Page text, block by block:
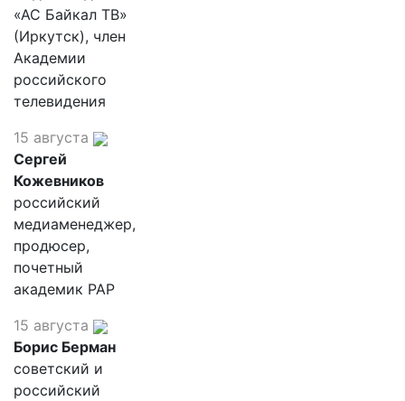
«АС Байкал ТВ»
(Иркутск), член
Академии
российского
телевидения
15 августа
Сергей
Кожевников
российский
медиаменеджер,
продюсер,
почетный
академик РАР
15 августа
Борис Берман
советский и
российский